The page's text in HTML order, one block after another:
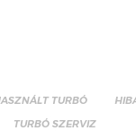
TURBÓ
TURBÓ SZERVIZ